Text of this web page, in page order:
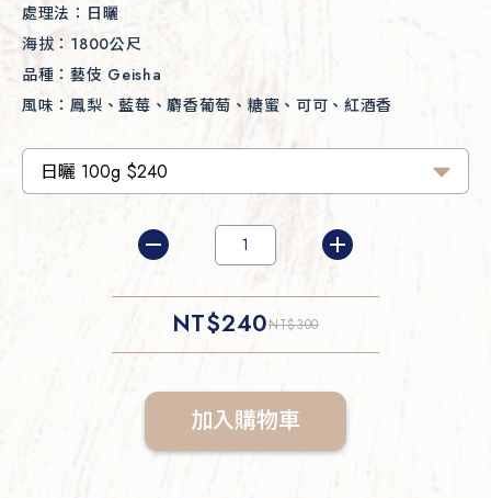
處理法： 日曬
海拔： 1800公尺
品種：藝伎 Geisha
風味：鳳梨、藍莓、麝香葡萄、糖蜜、可可、紅酒香
NT$240NT$300
加入購物車